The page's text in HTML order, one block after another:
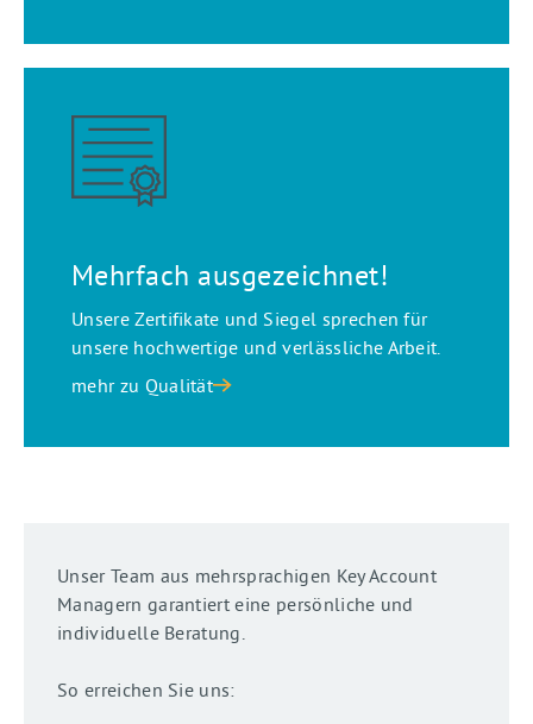
Mehrfach ausgezeichnet!
Unsere Zertifikate und Siegel sprechen für
unsere hochwertige und verlässliche Arbeit.
mehr zu Qualität
Unser Team aus mehrsprachigen Key Account
Managern garantiert eine persönliche und
individuelle Beratung.
So erreichen Sie uns: